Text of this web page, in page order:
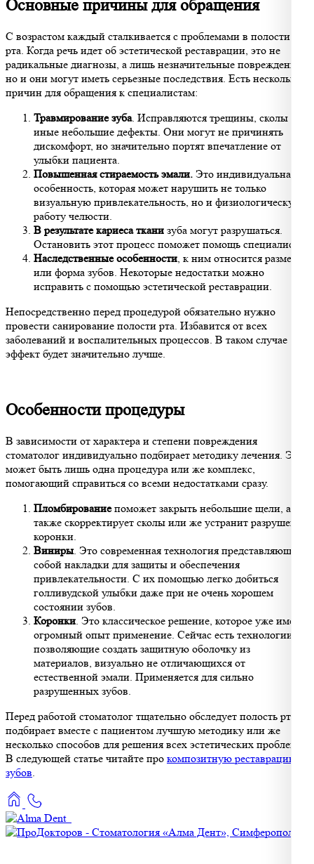
Основные причины для обращения
С возрастом каждый сталкивается с проблемами в полости
рта. Когда речь идет об эстетической реставрации, это не
радикальные диагнозы, а лишь незначительные повреждения,
но и они могут иметь серьезные последствия. Есть несколько
причин для обращения к специалистам:
Травмирование зуба. Исправляются трещины, сколы и
иные небольшие дефекты. Они могут не причинять
дискомфорт, но значительно портят впечатление от
улыбки пациента.
Повышенная стираемость эмали. Это индивидуальная
особенность, которая может нарушить не только
визуальную привлекательность, но и физиологическую
работу челюсти.
В результате кариеса ткани зуба могут разрушаться.
Остановить этот процесс поможет помощь специалиста.
Наследственные особенности, к ним относится размер
или форма зубов. Некоторые недостатки можно
исправить с помощью эстетической реставрации.
Непосредственно перед процедурой обязательно нужно
провести санирование полости рта. Избавится от всех
заболеваний и воспалительных процессов. В таком случае
эффект будет значительно лучше.
Особенности процедуры
В зависимости от характера и степени повреждения
стоматолог индивидуально подбирает методику лечения. Это
может быть лишь одна процедура или же комплекс,
помогающий справиться со всеми недостатками сразу.
Пломбированиепоможет закрыть небольшие щели, а
также скорректирует сколы или же устранит разрушение
коронки.
Виниры. Это современная технология представляющая
собой накладки для защиты и обеспечения
привлекательности. С их помощью легко добиться
голливудской улыбки даже при не очень хорошем
состоянии зубов.
Коронки. Это классическое решение, которое уже имеет
огромный опыт применение. Сейчас есть технологии,
позволяющие создать защитную оболочку из
материалов, визуально не отличающихся от
естественной эмали. Применяется для сильно
разрушенных зубов.
Перед работой стоматолог тщательно обследует полость рта и
подбирает вместе с пациентом лучшую методику или же
несколько способов для решения всех эстетических проблем.
В следующей статье читайте про композитную реставрацию
зубов.